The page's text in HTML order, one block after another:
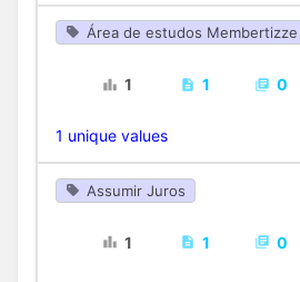
Área de estudos Membertizze
1 1 0
1 unique values
Assumir Juros
1 1 0